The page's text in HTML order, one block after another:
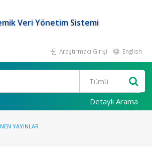
Veri Yönetim Sistemi
Araştırmacı Girişi English
Detaylı Arama
YAYINLAR